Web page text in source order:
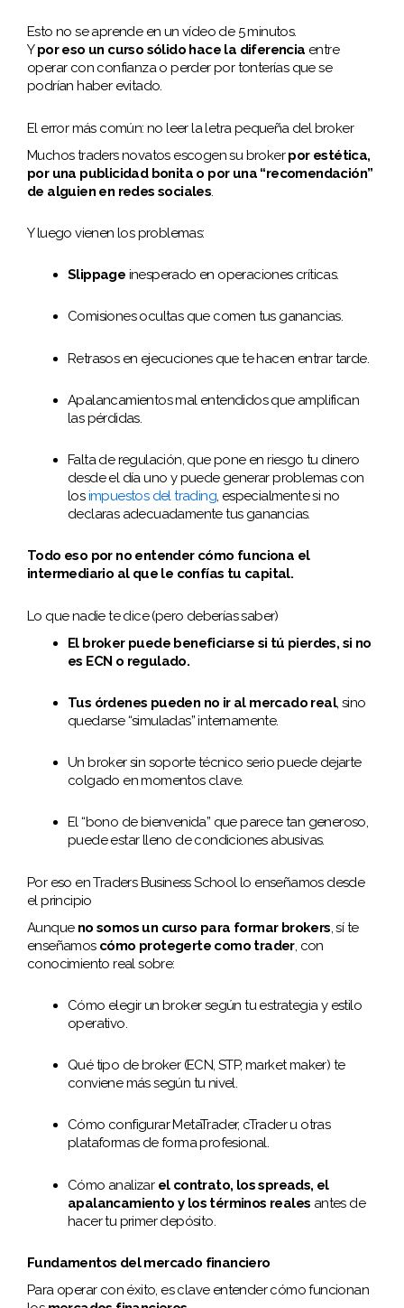
Esto no se aprende en un vídeo de 5 minutos.
Ypor eso un curso sólido hace la diferencia entre
operar con confianza o perder por tonterías que se
podrían haber evitado.
El error más común: no leer la letra pequeña del broker
Muchos traders novatos escogen su brokerpor estética,
por una publicidad bonita o por una “recomendación”
de alguien en redes sociales
Y luego vienen los problemas:
Slippage inesperado en operaciones críticas.
Comisiones ocultas que comen tus ganancias.
Retrasos en ejecuciones que te hacen entrar tarde.
Apalancamientos mal entendidos que amplifican
las pérdidas.
Falta de regulación, que pone en riesgo tu dinero
desde el día uno y puede generar problemas con
losimpuestos del trading, especialmente si no
declaras adecuadamente tus ganancias.
Todo eso por no entender cómo funciona el
intermediario al que le confías tu capital.
Lo que nadie te dice (pero deberías saber)
El broker puede beneficiarse si tú pierdes, si no
es ECN o regulado.
Tus órdenes pueden no ir al mercado real, sino
quedarse “simuladas” internamente.
Un broker sin soporte técnico serio puede dejarte
colgado en momentos clave.
El “bono de bienvenida” que parece tan generoso,
puede estar lleno de condiciones abusivas.
Por eso en Traders Business School lo enseñamos desde
el principio
Aunque no somos un curso para formar brokers , sí te
enseñamos cómo protegerte como trader, con
conocimiento real sobre:
Cómo elegir un broker según tu estrategia y estilo
operativo.
Qué tipo de broker (ECN, STP, market maker) te
conviene más según tu nivel.
Cómo configurar MetaTrader, cTrader u otras
plataformas de forma profesional.
Cómo analizar el contrato, los spreads, el
apalancamiento y los términos reales antes de
hacer tu primer depósito.
Fundamentos del mercado financiero
Para operar con éxito, es clave entender cómo funcionan